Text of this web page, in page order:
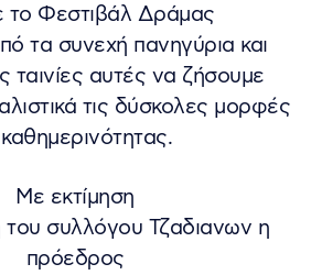
το Φεστιβάλ Δράμας
τα συνεχή πανηγύρια και
ταινίες αυτές να ζήσουμε
τις δύσκολες μορφές
Με εκτίμηση
συλλόγου Τζαδιανων η
πρόεδρος